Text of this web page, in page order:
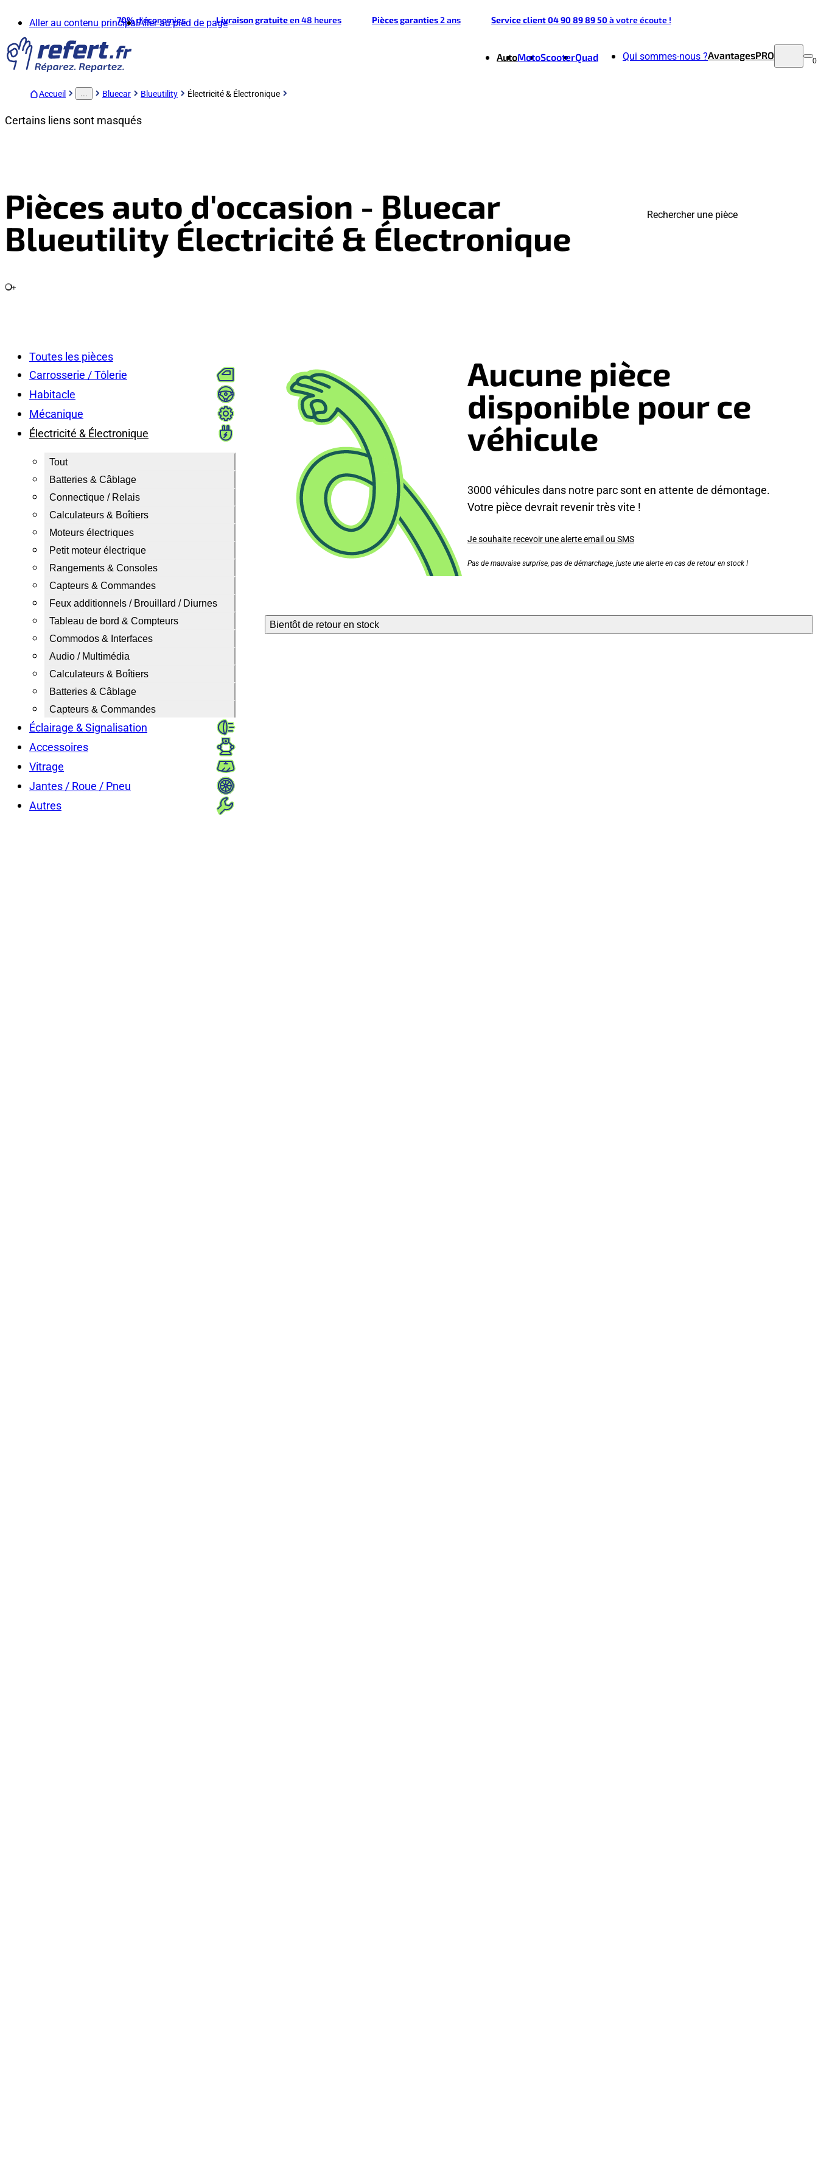
Aller au contenu principalAller au pied de page
70%d'économies Livraison gratuiteen 48 heures Pièces garanties2 ans Service client 04 90 89 89 50à votre écoute !
AutoMotoScooterQuad Qui sommes-nous ?AvantagesPRO 0
Accueil ... Bluecar Blueutility Électricité & Électronique
Certains liens sont masqués
Pièces auto d'occasion - Bluecar
Blueutility Électricité & Électronique
+
Rechercher une pièce
Toutes les pièces
Carrosserie / Tôlerie
Habitacle
Mécanique
Électricité & Électronique
Tout
Batteries & Câblage
Connectique / Relais
Calculateurs & Boîtiers
Moteurs électriques
Petit moteur électrique
Rangements & Consoles
Capteurs & Commandes
Feux additionnels / Brouillard / Diurnes
Tableau de bord & Compteurs
Commodos & Interfaces
Audio / Multimédia
Calculateurs & Boîtiers
Batteries & Câblage
Capteurs & Commandes
Éclairage & Signalisation
Accessoires
Vitrage
Jantes / Roue / Pneu
Autres
Aucune pièce
disponible pour ce
véhicule
3000 véhicules dans notre parc sont en attente de démontage.
Votre pièce devrait revenir très vite !
Je souhaite recevoir une alerte email ou SMS
Pas de mauvaise surprise, pas de démarchage, juste une alerte en cas de retour en stock !
Bientôt de retour en stock